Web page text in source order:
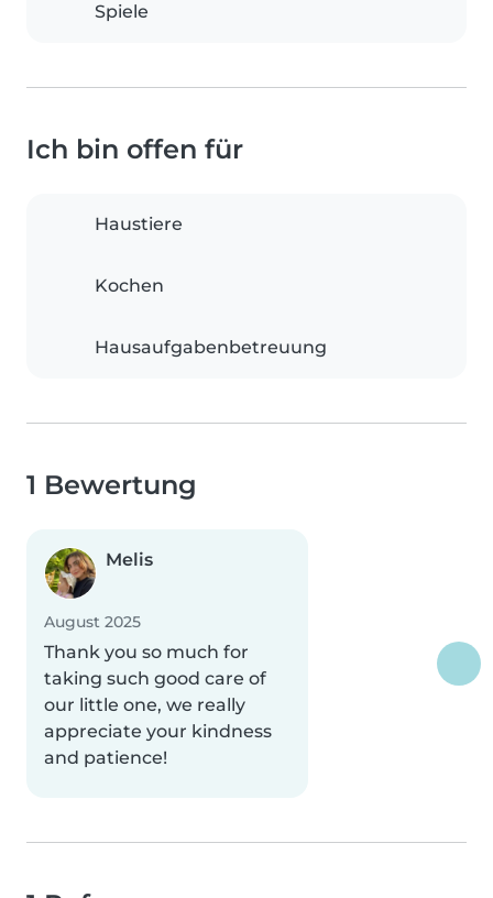
Spiele
Ich bin offen für
Haustiere
Kochen
Hausaufgabenbetreuung
1 Bewertung
Melis
August 2025
Thank you so much for
taking such good care of
our little one, we really
appreciate your kindness
and patience!